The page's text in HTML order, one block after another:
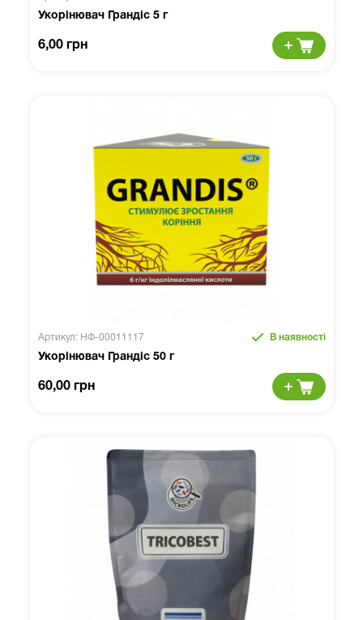
Укорінювач Грандіс 5 г
6,00 грн
Артикул: НФ-00011117 В наявності
Укорінювач Грандіс 50 г
60,00 грн